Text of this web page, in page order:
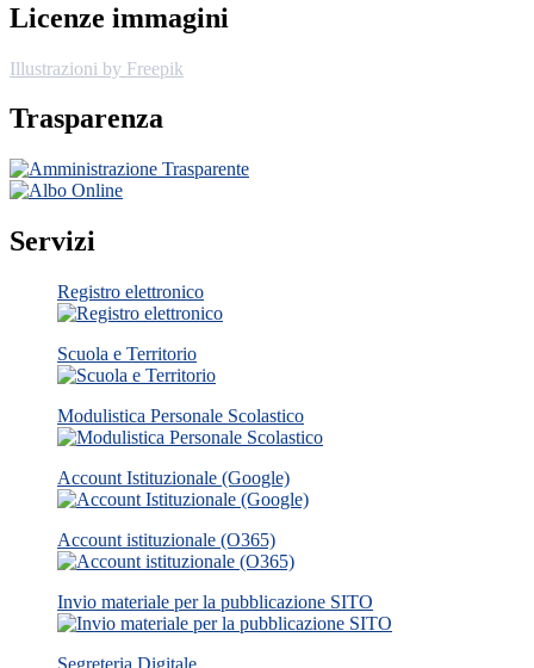
Licenze immagini
Illustrazioni by Freepik
Trasparenza
Servizi
Registro elettronico
Scuola e Territorio
Modulistica Personale Scolastico
Account Istituzionale (Google)
Account istituzionale (O365)
Invio materiale per la pubblicazione SITO